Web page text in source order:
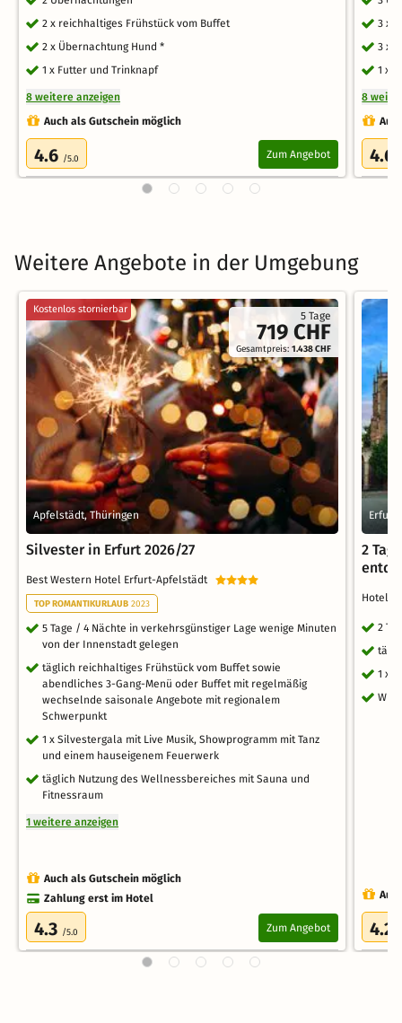
2 x reichhaltiges Frühstück vom Buffet
2 x Übernachtung Hund *
1 x Futter und Trinknapf
8 weitere anzeigen
Auch als Gutschein möglich
4.6 /5.0 Zum Angebot
3 x
3 x
1 x
8
4.6
Weitere Angebote in der Umgebung
5 Tage
719 CHF
Gesamtpreis:1.438 CHF
Kostenlos stornierbar
Apfelstädt, Thüringen
Silvester in Erfurt 2026/27
Best Western Hotel Erfurt-Apfelstädt
TOP ROMANTIKURLAUB 2023
5 Tage / 4 Nächte in verkehrsgünstiger Lage wenige Minuten
von der Innenstadt gelegen
täglich reichhaltiges Frühstück vom Buffet sowie
abendliches 3-Gang-Menü oder Buffet mit regelmäßig
wechselnde saisonale Angebote mit regionalem
Schwerpunkt
1 x Silvestergala mit Live Musik, Showprogramm mit Tanz
und einem hauseigenem Feuerwerk
täglich Nutzung des Wellnessbereiches mit Sauna und
Fitnessraum
1 weitere anzeigen
Auch als Gutschein möglich
Zahlung erst im Hotel
4.3 /5.0 Zum Angebot
Erfurt,
2
Hotel
2
1 x
4.2